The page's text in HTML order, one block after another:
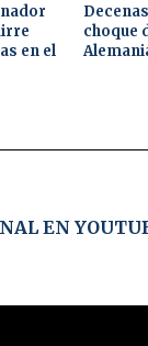
en el
choque
EN